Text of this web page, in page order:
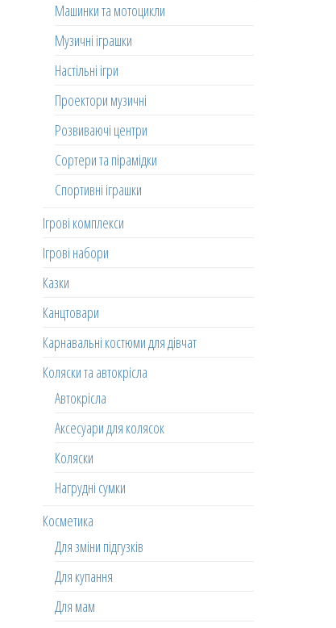
Машинки та мотоцикли
Музичні іграшки
Настільні ігри
Проектори музичні
Розвиваючі центри
Сортери та пірамідки
Спортивні іграшки
Ігрові комплекси
Ігрові набори
Казки
Канцтовари
Карнавальні костюми для дівчат
Коляски та автокрісла
Автокрісла
Аксесуари для колясок
Коляски
Нагрудні сумки
Косметика
Для зміни підгузків
Для купання
Для мам